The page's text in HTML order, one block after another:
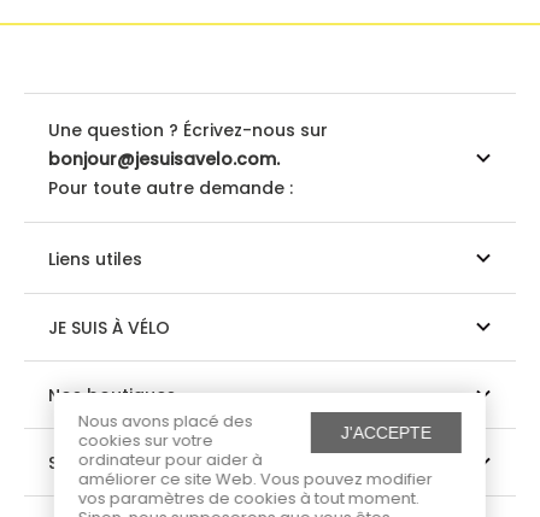
J'ACCEPTE
Nous avons placé des
cookies sur votre
ordinateur pour aider à
améliorer ce site Web. Vous pouvez modifier
vos paramètres de cookies à tout moment.
Une question ? Écrivez-nous sur
bonjour@jesuisavelo.com.
Pour toute autre demande :
Liens utiles
JE SUIS À VÉLO
Nos boutiques
Suivez-nous